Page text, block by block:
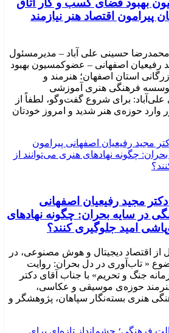
پیرامون اقتصاد هنر نیازمند
حسینی علی آباد – مدیرمسئول
رفیعیان اصفهانی – عضوکمسیون بهبود
استان اصفهان؛ هنرمند و
فرهنگی هنری آموزشی
برای شروع گفت‌وگو، لطفاً از
وارد حوزه‌ی هنر شدید و امروز خودتان
مجید رفیعیان اصفهانی
در سایه بحران: چگونه نهادهای
امید جلوگیری کنند؟
از اقتصاد دیجیتال و هوش مصنوعی، در
« تاب‌آوری در دل بحران: روایت
جنگ و تحریم» با جناب آقای دکتر
حوزه‌ی موسیقی و عکاسی،
هنری بسته‌نگار سپاهان، پژوهشگر و